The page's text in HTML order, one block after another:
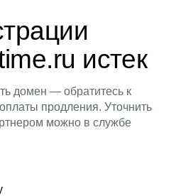
истек
домен — обратитесь к
продления. Уточнить
можно в службе